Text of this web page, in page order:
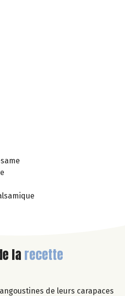
larecette
de leurs carapaces